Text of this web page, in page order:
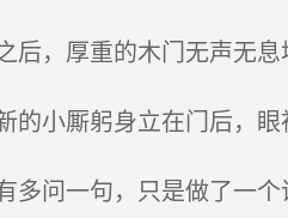
后，厚重的木门无声无息
小厮躬身立在门后，
问一句，只是做了一个